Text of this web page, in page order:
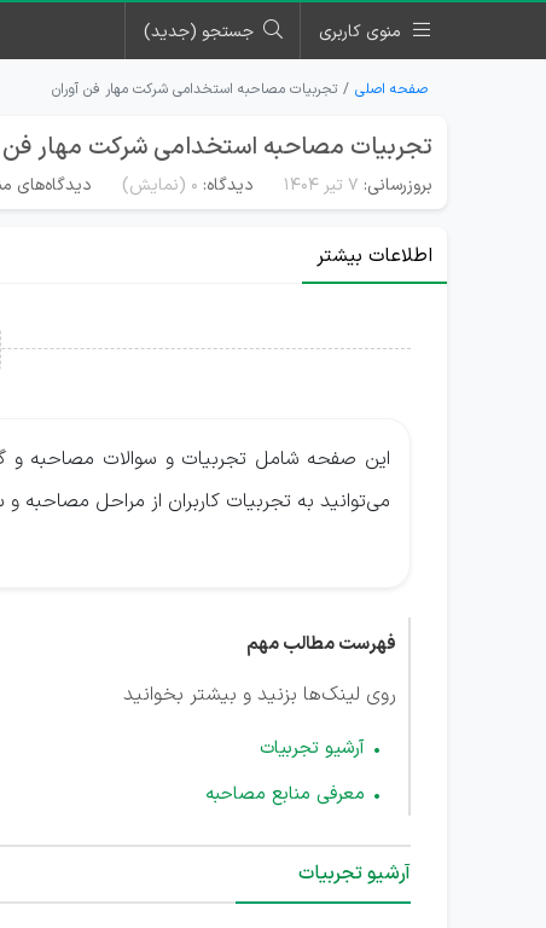
منوی کاربری جستجو (جدید)
صفحه اصلی تجربیات مصاحبه استخدامی شرکت مهار فن آوران
تجربیات مصاحبه استخدامی شرکت مهار فن
بروزرسانی: ۷ تیر ۱۴۰۴ دیدگاه: 0 (نمایش) دیدگاه‌های
اطلاعات بیشتر
این صفحه شامل تجربیات و سوالات مصاحبه و
می‌توانید به تجربیات کاربران از مراحل
فهرست مطالب مهم
روی لینک‌ها بزنید و بیشتر بخوانید
آرشیو تجربیات
معرفی منابع مصاحبه
آرشیو تجربیات